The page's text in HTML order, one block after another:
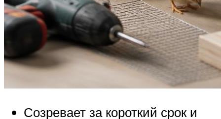
Созревает за короткий срок и